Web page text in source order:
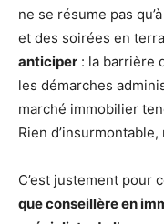
ne se résume pas
et des soirées en
anticiper : la barrière
les démarches
marché immobilier
Rien
C’est justement pour
que conseillère en